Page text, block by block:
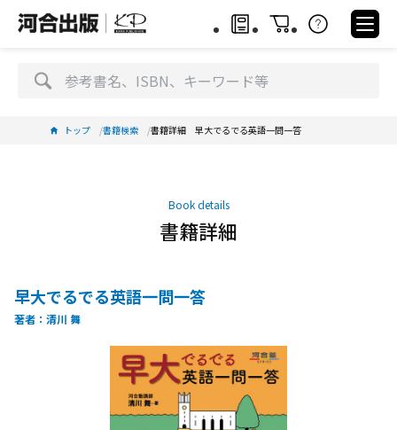
トップ 書籍検索 書籍詳細 早大でるでる英語一問一答
Book details
書籍詳細
早大でるでる英語一問一答
著者：清川 舞